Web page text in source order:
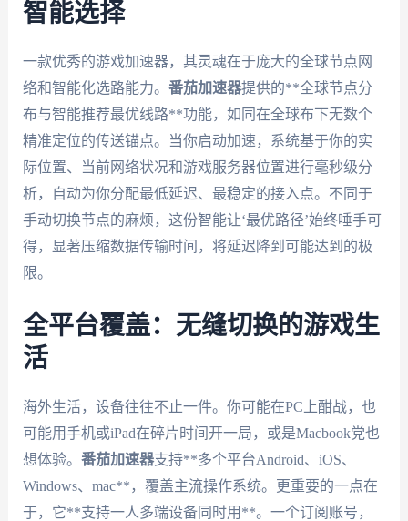
智能选择
一款优秀的游戏加速器，其灵魂在于庞大的全球节点网
络和智能化选路能力。 番茄加速器提供的**全球节点分
布与智能推荐最优线路**功能，如同在全球布下无数个
精准定位的传送锚点。当你启动加速，系统基于你的实
际位置、当前网络状况和游戏服务器位置进行毫秒级分
析，自动为你分配最低延迟、最稳定的接入点。不同于
手动切换节点的麻烦，这份智能让‘最优路径’始终唾手可
得，显著压缩数据传输时间，将延迟降到可能达到的极
限。
全平台覆盖：无缝切换的游戏生
活
海外生活，设备往往不止一件。你可能在PC上酣战，也
可能用手机或iPad在碎片时间开一局，或是Macbook党也
想体验。 番茄加速器支持**多个平台Android、iOS、
Windows、mac**，覆盖主流操作系统。更重要的一点在
于，它**支持一人多端设备同时用**。一个订阅账号，